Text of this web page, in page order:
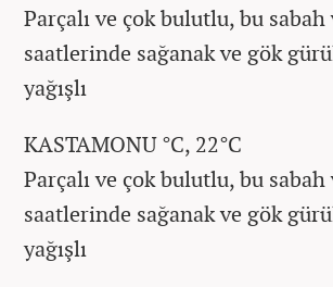
Parçalı ve çok bulutlu, bu sabah
saatlerinde sağanak ve gök
yağışlı
KASTAMONU °C, 22°C
Parçalı ve çok bulutlu, bu sabah
saatlerinde sağanak ve gök
yağışlı